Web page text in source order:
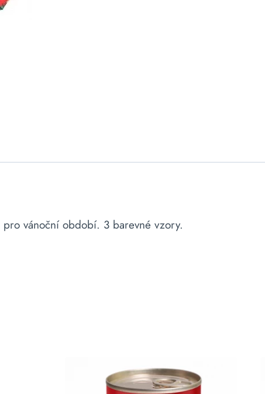
vánoční období. 3 barevné vzory.